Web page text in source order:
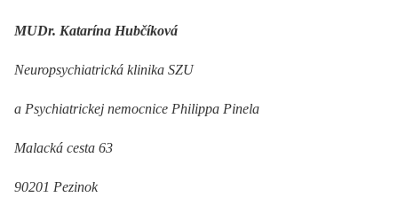
MUDr. Katarína Hubčíková
Neuropsychiatrická klinika SZU
a Psychiatrickej nemocnice Philippa Pinela
Malacká cesta 63
90201 Pezinok